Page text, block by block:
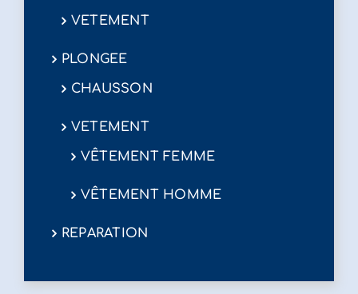
VETEMENT
PLONGEE
CHAUSSON
VETEMENT
VÊTEMENT FEMME
VÊTEMENT HOMME
REPARATION